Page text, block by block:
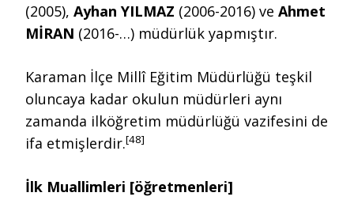
(2005), Ayhan YILMAZ (2006-2016) ve Ahmet
MİRAN (2016-…) müdürlük yapmıştır.
Karaman İlçe Millî Eğitim Müdürlüğü teşkil
oluncaya kadar okulun müdürleri aynı
zamanda ilköğretim müdürlüğü vazifesini de
ifa etmişlerdir.[48]
İlk Muallimleri [öğretmenleri]